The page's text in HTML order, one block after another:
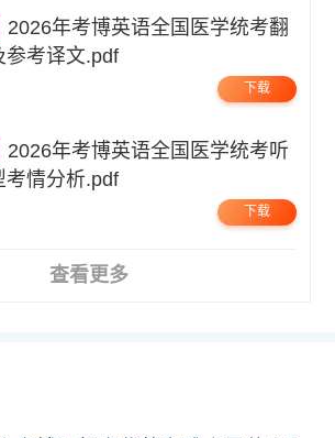
参考译文.pdf
下载
考情分析.pdf
下载
查看更多